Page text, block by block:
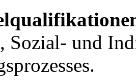
Sozial- und